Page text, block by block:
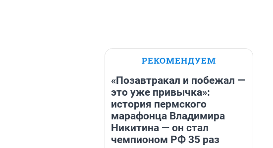
РЕКОМЕНДУЕМ
«Позавтракал и побежал —
это уже привычка»:
история пермского
марафонца Владимира
Никитина — он стал
чемпионом РФ 35 раз